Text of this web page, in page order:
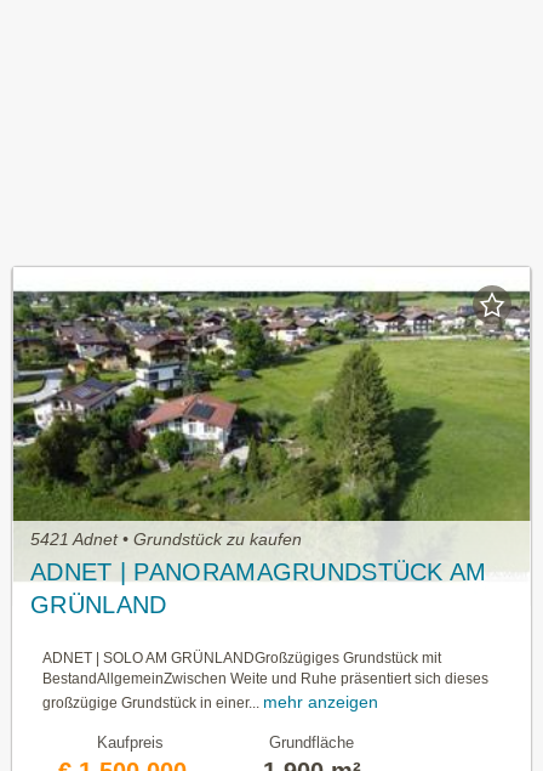
5421 Adnet • Grundstück zu kaufen
ADNET | PANORAMAGRUNDSTÜCK AM
GRÜNLAND
ADNET | SOLO AM GRÜNLANDGroßzügiges Grundstück mit
BestandAllgemeinZwischen Weite und Ruhe präsentiert sich dieses
großzügige Grundstück in einer... mehr anzeigen
Kaufpreis Grundfläche